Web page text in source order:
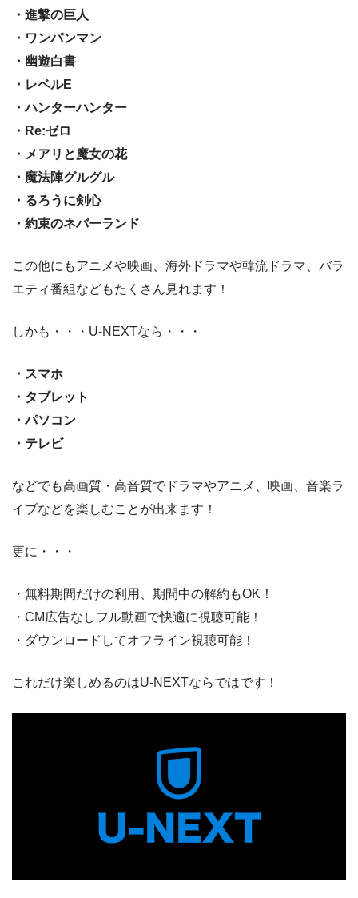
・進撃の巨人
・ワンパンマン
・幽遊白書
・レベルE
・ハンターハンター
・Re:ゼロ
・メアリと魔女の花
・魔法陣グルグル
・るろうに剣心
・約束のネバーランド
この他にもアニメや映画、海外ドラマや韓流ドラマ、バラ
エティ番組などもたくさん見れます！
しかも・・・U-NEXTなら・・・
・スマホ
・タブレット
・パソコン
・テレビ
などでも高画質・高音質でドラマやアニメ、映画、音楽ラ
イブなどを楽しむことが出来ます！
更に・・・
・無料期間だけの利用、期間中の解約もOK！
・CM広告なしフル動画で快適に視聴可能！
・ダウンロードしてオフライン視聴可能！
これだけ楽しめるのはU-NEXTならではです！